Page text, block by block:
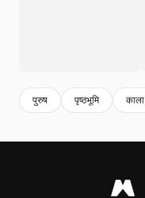
पुरुष पृष्ठभूमि काला